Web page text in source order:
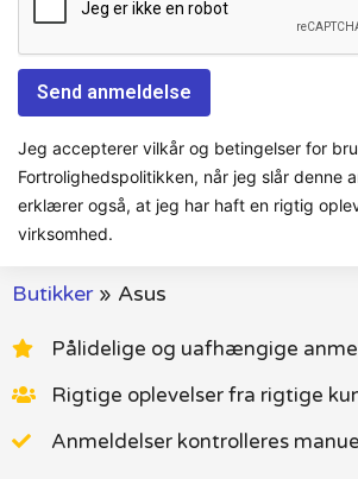
Jeg accepterer vilkår og betingelser for
Fortrolighedspolitikken, når jeg slår denne
erklærer også, at jeg har haft en rigtig
virksomhed.
Butikker» Asus
Pålidelige og uafhængige
Rigtige oplevelser fra rigtige
Anmeldelser kontrolleres